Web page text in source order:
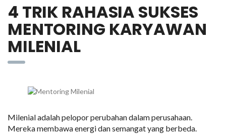
4 TRIK RAHASIA SUKSES
MENTORING KARYAWAN
MILENIAL
Milenial adalah pelopor perubahan dalam perusahaan.
Mereka membawa energi dan semangat yang berbeda.